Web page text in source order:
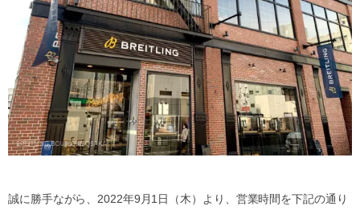
誠に勝手ながら、2022年9月1日（木）より、営業時間を下記の通り